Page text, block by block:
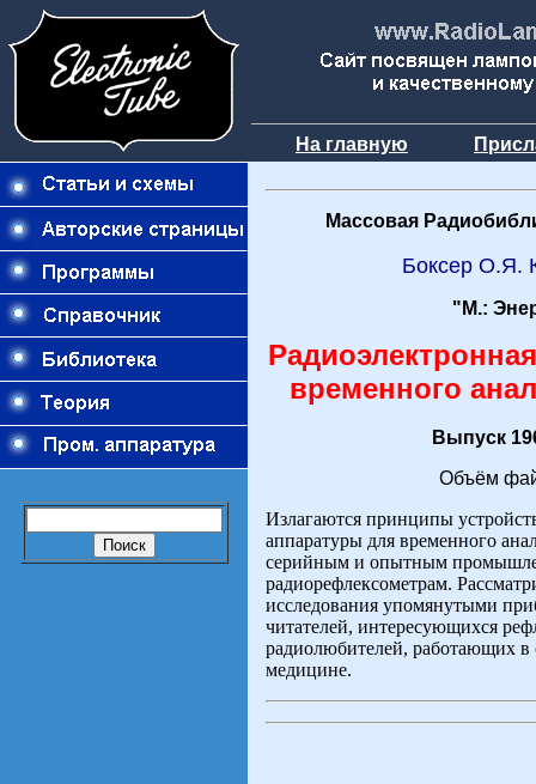
На главную
Массовая
Боксер О.Я.
"М.:
временного
Выпуск
Объём
Излагаются принципы
аппаратуры для временного
серийным и опытным
радиорефлексометрам.
исследования упомянутыми
читателей, интересующихся
радиолюбителей, работающих в
медицине.